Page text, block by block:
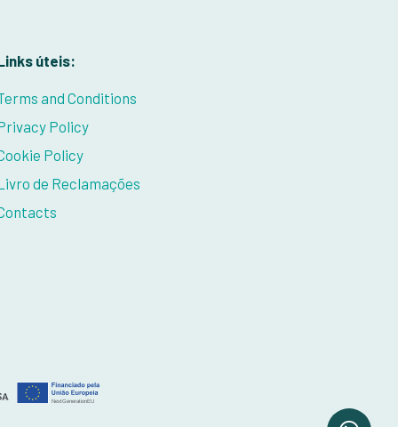
úteis:
and Conditions
Policy
Policy
de Reclamações